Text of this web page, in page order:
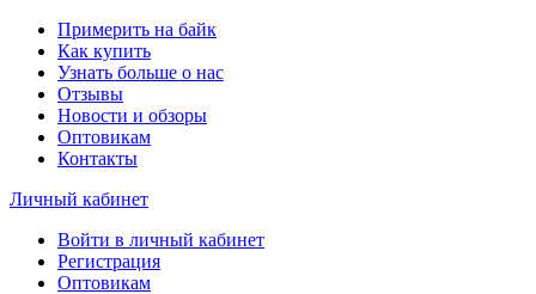
Примерить на байк
Как купить
Узнать больше о нас
Отзывы
Новости и обзоры
Оптовикам
Контакты
Личный кабинет
Войти в личный кабинет
Регистрация
Оптовикам